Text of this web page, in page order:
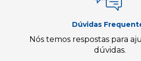
Dúvidas
Nós temos respostas para
dúvidas.